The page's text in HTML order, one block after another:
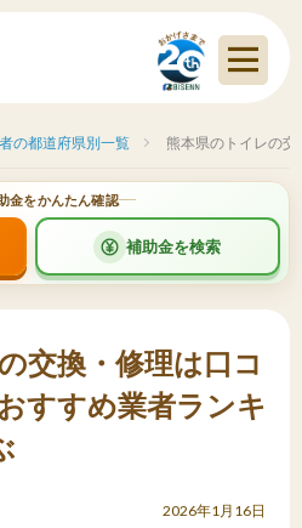
の都道府県別一覧 熊本県のトイレの
金をかんたん確認
補助金を検索
交換・修理は口コ
すすめ業者ランキ
2026年1月16日